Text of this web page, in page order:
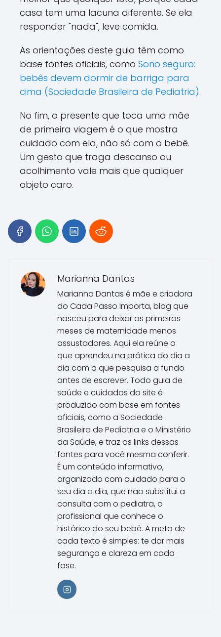
casa tem uma lacuna diferente. Se ela
responder "nada", leve comida.
As orientações deste guia têm como
base fontes oficiais, como Sono seguro:
bebês devem dormir de barriga para
cima (Sociedade Brasileira de Pediatria).
No fim, o presente que toca uma mãe
de primeira viagem é o que mostra
cuidado com ela, não só com o bebê.
Um gesto que traga descanso ou
acolhimento vale mais que qualquer
objeto caro.
Marianna Dantas
Marianna Dantas é mãe e criadora
do Cada Passo Importa, blog que
nasceu para deixar os primeiros
meses de maternidade menos
assustadores. Aqui ela reúne o
que aprendeu na prática do dia a
dia com o que pesquisa a fundo
antes de escrever. Todo guia de
saúde e cuidados do site é
produzido com base em fontes
oficiais, como a Sociedade
Brasileira de Pediatria e o Ministério
da Saúde, e traz os links dessas
fontes para você mesma conferir.
É um conteúdo informativo,
organizado com cuidado para o
seu dia a dia, que não substitui a
consulta com o pediatra, o
profissional que conhece o
histórico do seu bebê. A meta de
cada texto é simples: te dar mais
segurança e clareza em cada
fase.